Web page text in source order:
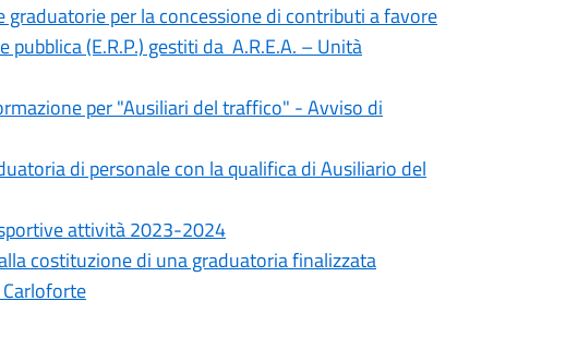
per la concessione di contributi a favore
(E.R.P.) gestiti da A.R.E.A. – Unità
per "Ausiliari del traffico" - Avviso di
di personale con la qualifica di Ausiliario del
attività 2023-2024
costituzione di una graduatoria finalizzata